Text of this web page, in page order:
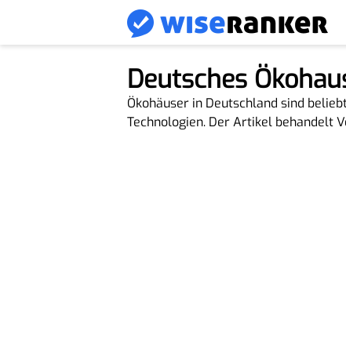
Deutsches
Ökohäuser in Deutschland sind
Technologien. Der Artikel behandelt